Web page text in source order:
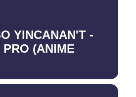
YINCANAN'T -
(ANIME